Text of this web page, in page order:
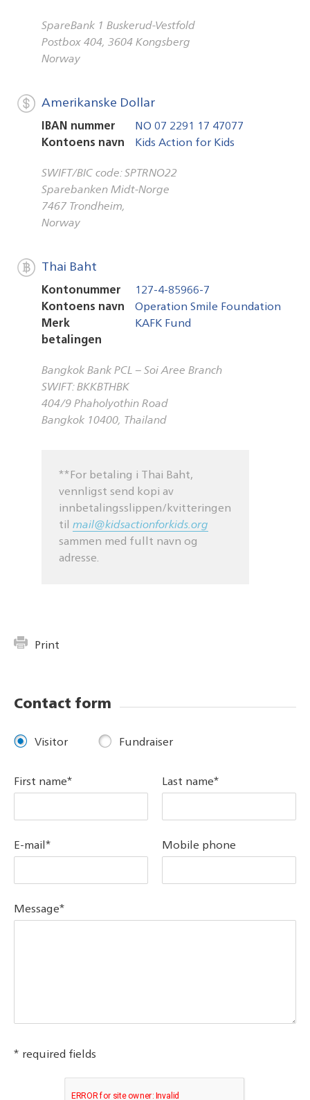
SpareBank 1 Buskerud-Vestfold
Postbox 404, 3604 Kongsberg
Norway
Amerikanske Dollar
IBAN nummer
NO 07 2291 17 47077
Kontoens navn
Kids Action for Kids
SWIFT/BIC code: SPTRNO22
Sparebanken Midt-Norge
7467 Trondheim,
Norway
Thai Baht
Kontonummer
127-4-85966-7
Kontoens navn
Operation Smile Foundation
Merk
betalingen
KAFK Fund
Bangkok Bank PCL – Soi Aree Branch
SWIFT: BKKBTHBK
404/9 Phaholyothin Road
Bangkok 10400, Thailand
**For betaling i Thai Baht,
vennligst send kopi av
innbetalingsslippen/kvitteringen
til mail@kidsactionforkids.org
sammen med fullt navn og
adresse.
Print
Contact form
Visitor Fundraiser
First name* Last name*
E-mail* Mobile phone
Message*
* required fields